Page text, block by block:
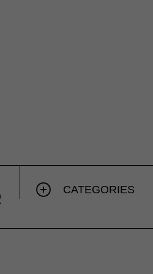
CATEGORIES